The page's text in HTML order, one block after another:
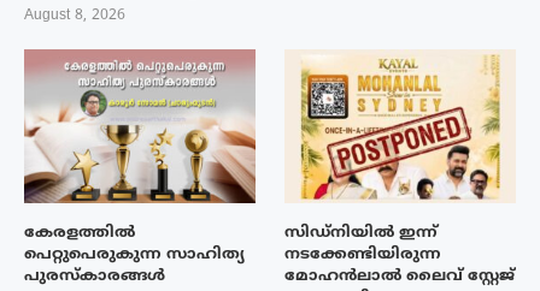
August 8, 2026
കേരളത്തിൽ
പെറ്റുപെരുകുന്ന സാഹിത്യ
പുരസ്‌കാരങ്ങൾ
സിഡ്നിയിൽ ഇന്ന്
നടക്കേണ്ടിയിരുന്ന
മോഹൻലാൽ ലൈവ് സ്റ്റേജ്